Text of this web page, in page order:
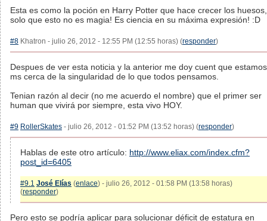
Esta es como la poción en Harry Potter que hace crecer los huesos,
solo que esto no es magia! Es ciencia en su máxima expresión! :D
#8 Khatron - julio 26, 2012 - 12:55 PM (12:55 horas) (responder)
Despues de ver esta noticia y la anterior me doy cuent que estamos
ms cerca de la singularidad de lo que todos pensamos.
Tenian razón al decir (no me acuerdo el nombre) que el primer ser
human que vivirá por siempre, esta vivo HOY.
#9 RollerSkates - julio 26, 2012 - 01:52 PM (13:52 horas) (responder)
Hablas de este otro artículo: http://www.eliax.com/index.cfm?
post_id=6405
#9.1 José Elías (enlace) - julio 26, 2012 - 01:58 PM (13:58 horas)
(responder)
Pero esto se podría aplicar para solucionar déficit de estatura en